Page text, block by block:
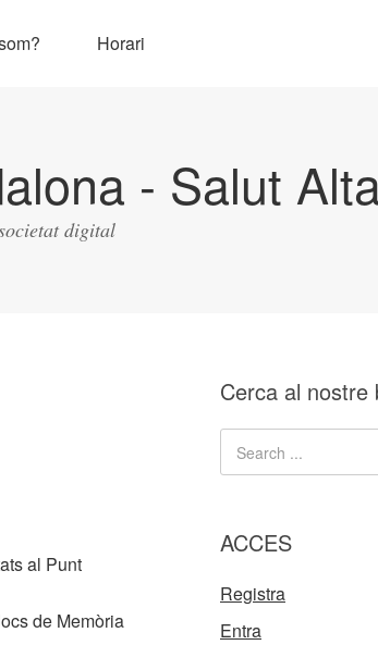
Horari
- Salut
digital
al Punt
de Memòria
Cerca al nostre
ACCES
Registra
Entra